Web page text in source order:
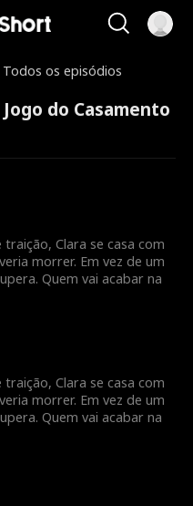
Todos os episódios
do Casamento
Clara se casa com
morrer. Em vez de um
Quem vai acabar na
Clara se casa com
morrer. Em vez de um
Quem vai acabar na